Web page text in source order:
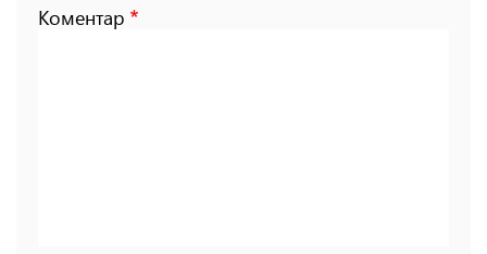
Коментар